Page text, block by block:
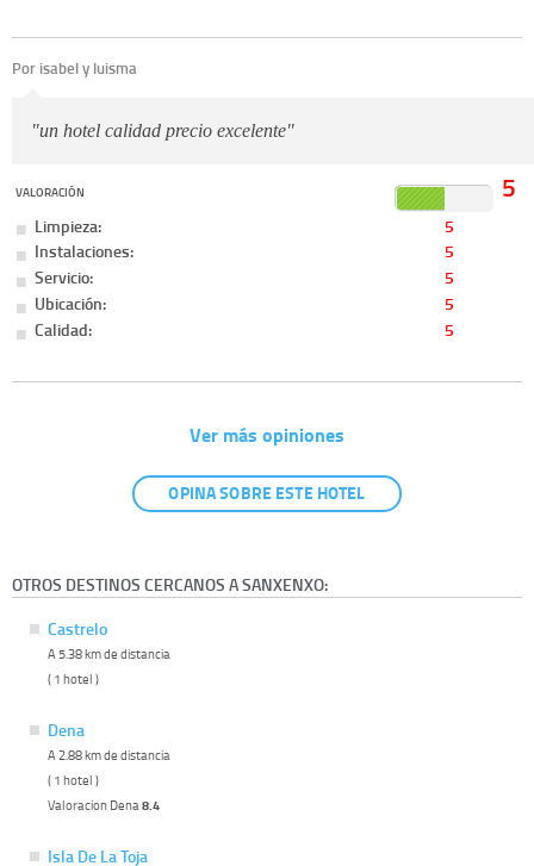
Por isabel y luisma
"un hotel calidad precio excelente"
VALORACIÓN 5
Limpieza:
5
Instalaciones:
5
Servicio:
5
Ubicación:
5
Calidad:
5
Ver más opiniones
OPINA SOBRE ESTE HOTEL
OTROS DESTINOS CERCANOS A SANXENXO:
Castrelo
A 5.38 km de distancia
( 1 hotel )
Dena
A 2.88 km de distancia
( 1 hotel )
Valoracion Dena 8.4
Isla De La Toja